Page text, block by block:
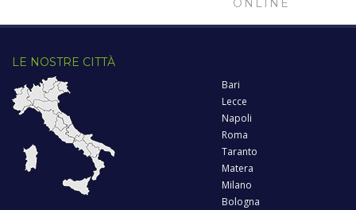
ONLINE
LE NOSTRE CITTÀ
Bari
Lecce
Napoli
Roma
Taranto
Matera
Milano
Bologna